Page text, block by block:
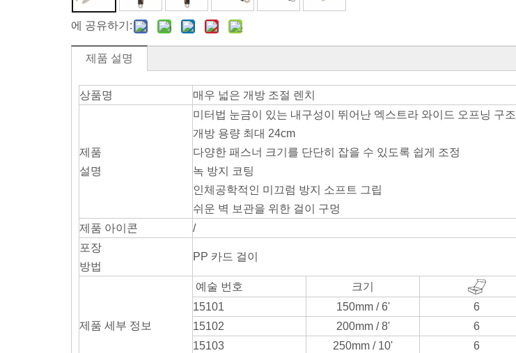
에 공유하기:
제품 설명
상품명 매우 넓은 개방 조절 렌치
제품
설명
미터법 눈금이 있는 내구성이 뛰어난 엑스트라 와이드 오프닝 구조
개방 용량 최대 24cm
다양한 패스너 크기를 단단히 잡을 수 있도록 쉽게 조정
녹 방지 코팅
인체공학적인 미끄럼 방지 소프트 그립
쉬운 벽 보관을 위한 걸이 구멍
제품 아이콘
/
포장
방법
PP 카드 걸이
제품 세부 정보
예술 번호
크기
15101
150mm / 6' 6
15102
200mm / 8' 6
15103
250mm / 10' 6